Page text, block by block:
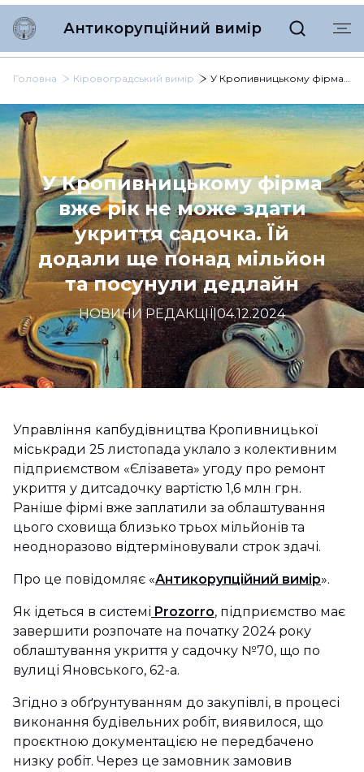
Антикорупційний вимір
Головна Кіровоградський вимір У Кропивницькому фірма вже рік не може здати укриття садочка. Їй додали ще понад мільйон та посунули дедлайн
У Кропивницькому фірма
вже рік не може здати
укриття садочка. Їй
додали ще понад мільйон
та посунули дедлайн
НОВИНИ РЕДАКЦІЇ| 04.12.2024
Управління капбудівництва Кропивницької
міськради 25 листопада уклало з колективним
підприємством «Єлізавета» угоду про ремонт
укриття у дитсадочку вартістю 1,6 млн грн.
Раніше фірмі вже заплатили за облаштування
цього сховища близько трьох мільйонів та
неодноразово відтерміновували строк здачі.
Про це повідомляє «Антикорупційний вимір».
Як ідеться в системі Prozorro, підприємство має
завершити розпочате на початку 2024 року
облаштування укриття у садочку №70, що по
вулиці Яновського, 62-а.
Згідно з обґрунтуванням до закупівлі, в процесі
виконання будівельних робіт, виявилося, що
проєктною документацією не передбачено
низку робіт. Через це замовник замовив